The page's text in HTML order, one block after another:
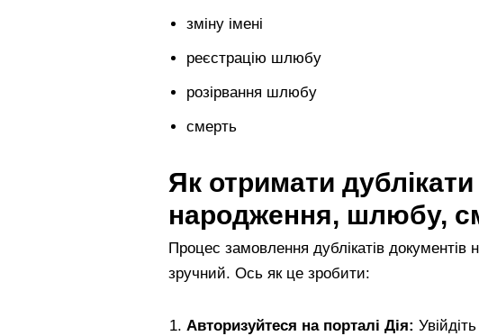
зміну імені
реєстрацію шлюбу
розірвання шлюбу
смерть
Як отримати
народження, шлюбу,
Процес замовлення дублікатів документів
зручний. Ось як це зробити:
Авторизуйтеся на порталі Дія: